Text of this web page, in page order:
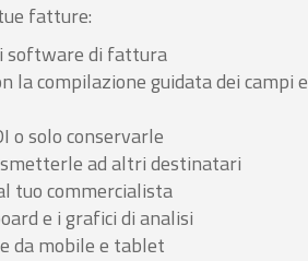
fatture:
software di fattura
la compilazione guidata dei campi e
o solo conservarle
ad altri destinatari
tuo commercialista
e i grafici di analisi
da mobile e tablet